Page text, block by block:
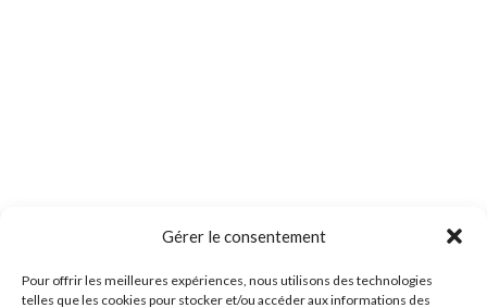
Gérer le consentement
Pour offrir les meilleures expériences, nous utilisons des technologies
telles que les cookies pour stocker et/ou accéder aux informations des